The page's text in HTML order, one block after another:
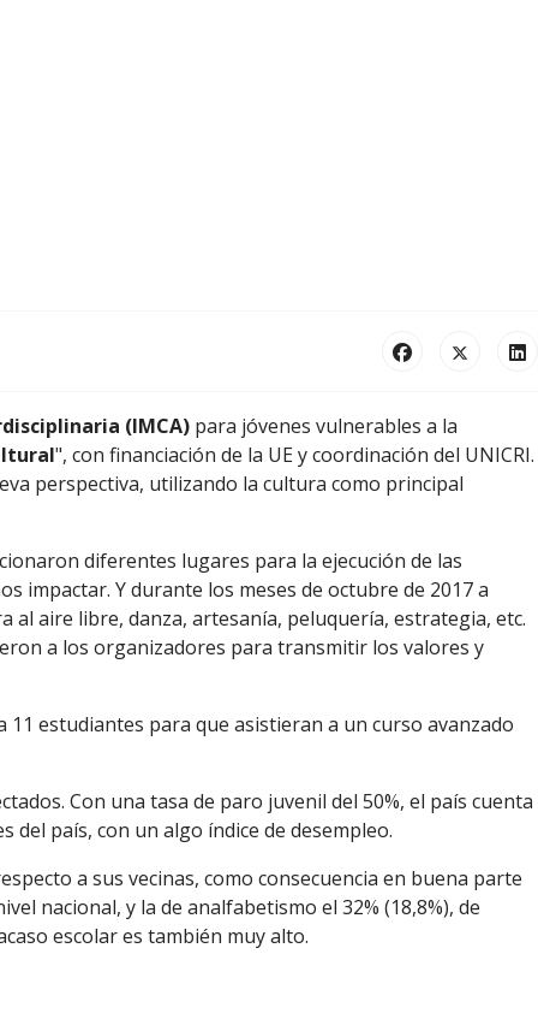
(IMCA) para jóvenes vulnerables a la
", con financiación de la UE y coordinación del UNICRI.
perspectiva, utilizando la cultura como principal
diferentes lugares para la ejecución de las
impactar. Y durante los meses de octubre de 2017 a
al aire libre, danza, artesanía, peluquería, estrategia, etc.
a los organizadores para transmitir los valores y
11 estudiantes para que asistieran a un curso avanzado
Con una tasa de paro juvenil del 50%, el país cuenta
del país, con un algo índice de desempleo.
a sus vecinas, como consecuencia en buena parte
nacional, y la de analfabetismo el 32% (18,8%), de
escolar es también muy alto.